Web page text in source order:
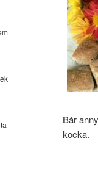
Bár
kocka.